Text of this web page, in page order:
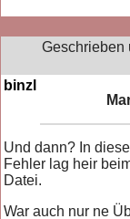
Geschrieben
binzl
Und dann? In
Fehler lag heir
Datei.
War auch nur ne